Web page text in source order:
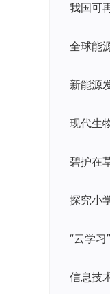
我国可
全球能
新能源
现代生
碧护在
探究小
“云学
信息技